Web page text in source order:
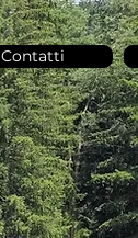
Contatti